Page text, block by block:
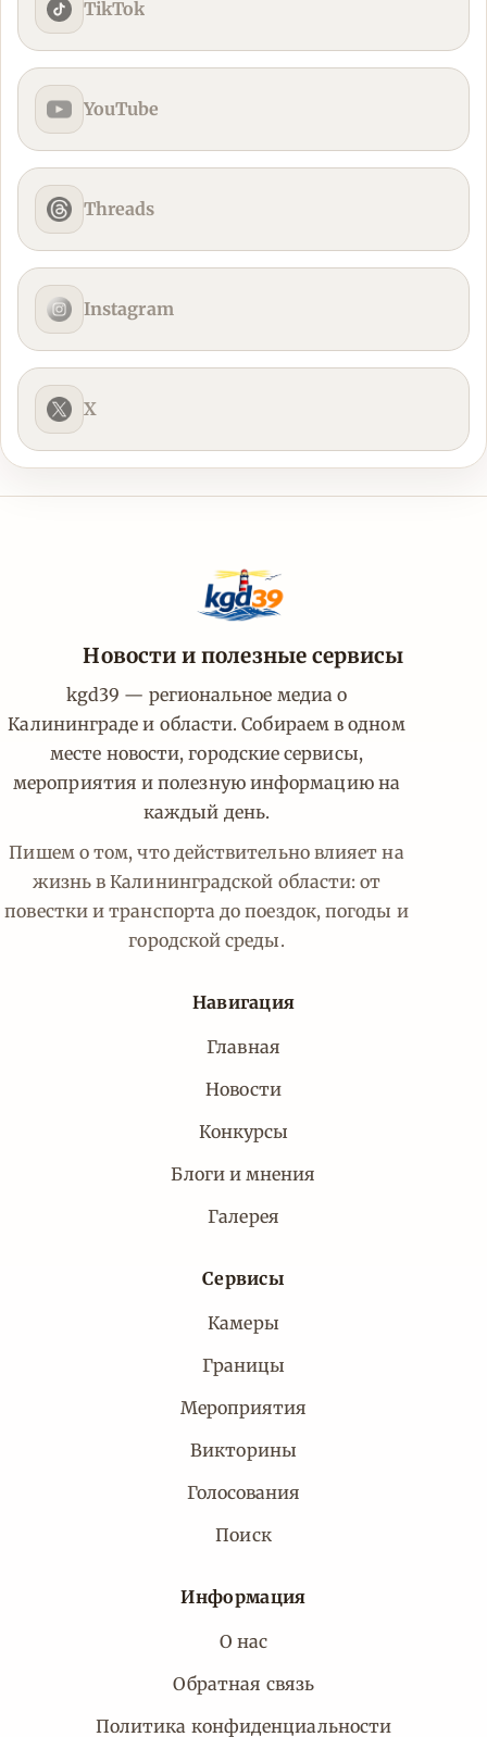
TikTok
YouTube
Threads
Instagram
X
Новости и полезные сервисы
kgd39 — региональное медиа о
Калининграде и области. Собираем в одном
месте новости, городские сервисы,
мероприятия и полезную информацию на
каждый день.
Пишем о том, что действительно влияет на
жизнь в Калининградской области: от
повестки и транспорта до поездок, погоды и
городской среды.
Навигация
Главная
Новости
Конкурсы
Блоги и мнения
Галерея
Сервисы
Камеры
Границы
Мероприятия
Викторины
Голосования
Поиск
Информация
О нас
Обратная связь
Политика конфиденциальности